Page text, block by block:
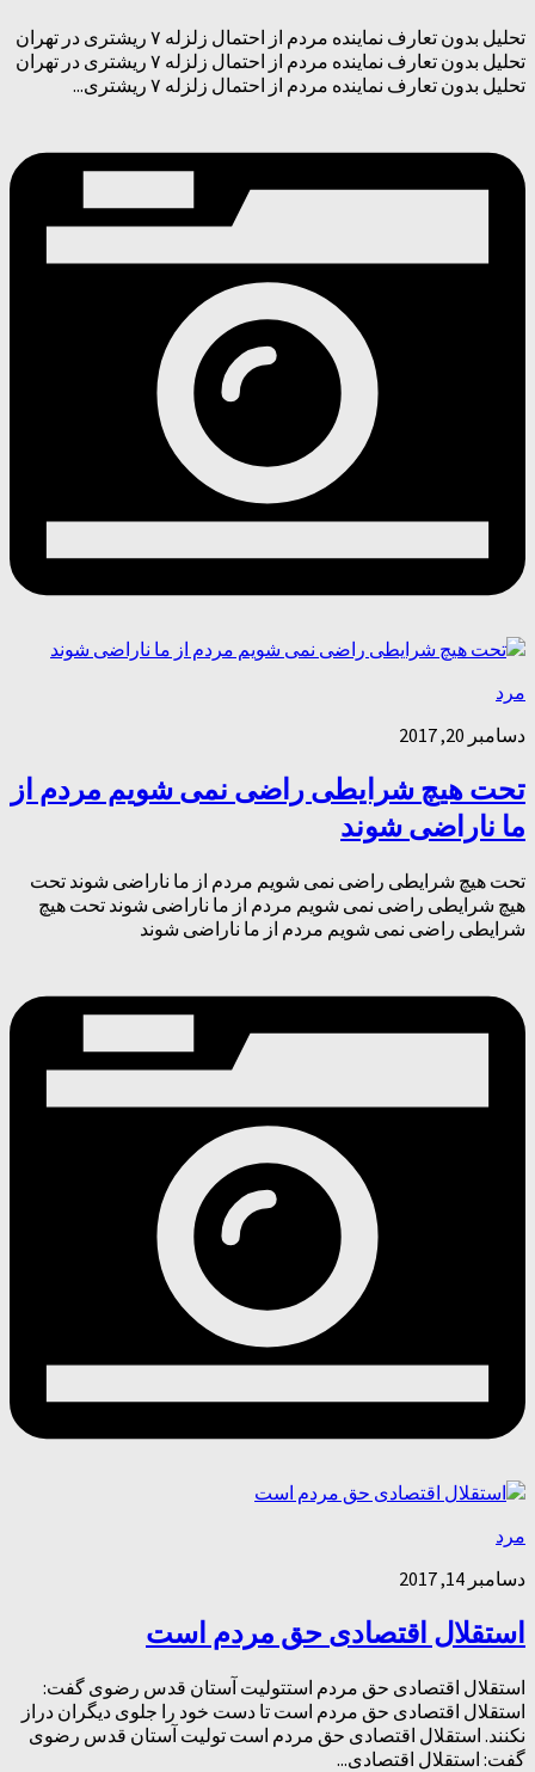
تحلیل بدون تعارف نماینده مردم از احتمال زلزله ۷ ریشتری در تهران
تحلیل بدون تعارف نماینده مردم از احتمال زلزله ۷ ریشتری در تهران
تحلیل بدون تعارف نماینده مردم از احتمال زلزله ۷ ریشتری...
مرد
دسامبر 20, 2017
تحت هیچ شرایطی راضی نمی شویم مردم از
ما ناراضی شوند
تحت هیچ شرایطی راضی نمی شویم مردم از ما ناراضی شوند تحت
هیچ شرایطی راضی نمی شویم مردم از ما ناراضی شوند تحت هیچ
شرایطی راضی نمی شویم مردم از ما ناراضی شوند
مرد
دسامبر 14, 2017
استقلال اقتصادی حق مردم است
استقلال اقتصادی حق مردم استتولیت آستان قدس رضوی گفت:
استقلال اقتصادی حق مردم است تا دست خود را جلوی دیگران دراز
نکنند. استقلال اقتصادی حق مردم است تولیت آستان قدس رضوی
گفت: استقلال اقتصادی...